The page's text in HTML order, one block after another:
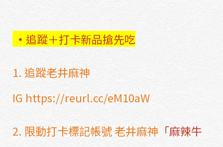
・ 追蹤＋打卡新品搶先吃
1. 追蹤老井麻神
IG https://reurl.cc/eM10aW
2. 限動打卡標記帳號 老井麻神 「麻辣牛